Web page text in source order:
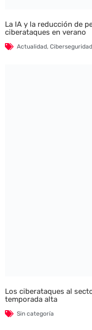
La IA y la reducción de
ciberataques en verano
Actualidad, Ciberseguridad
Los ciberataques al
temporada alta
Sin categoría